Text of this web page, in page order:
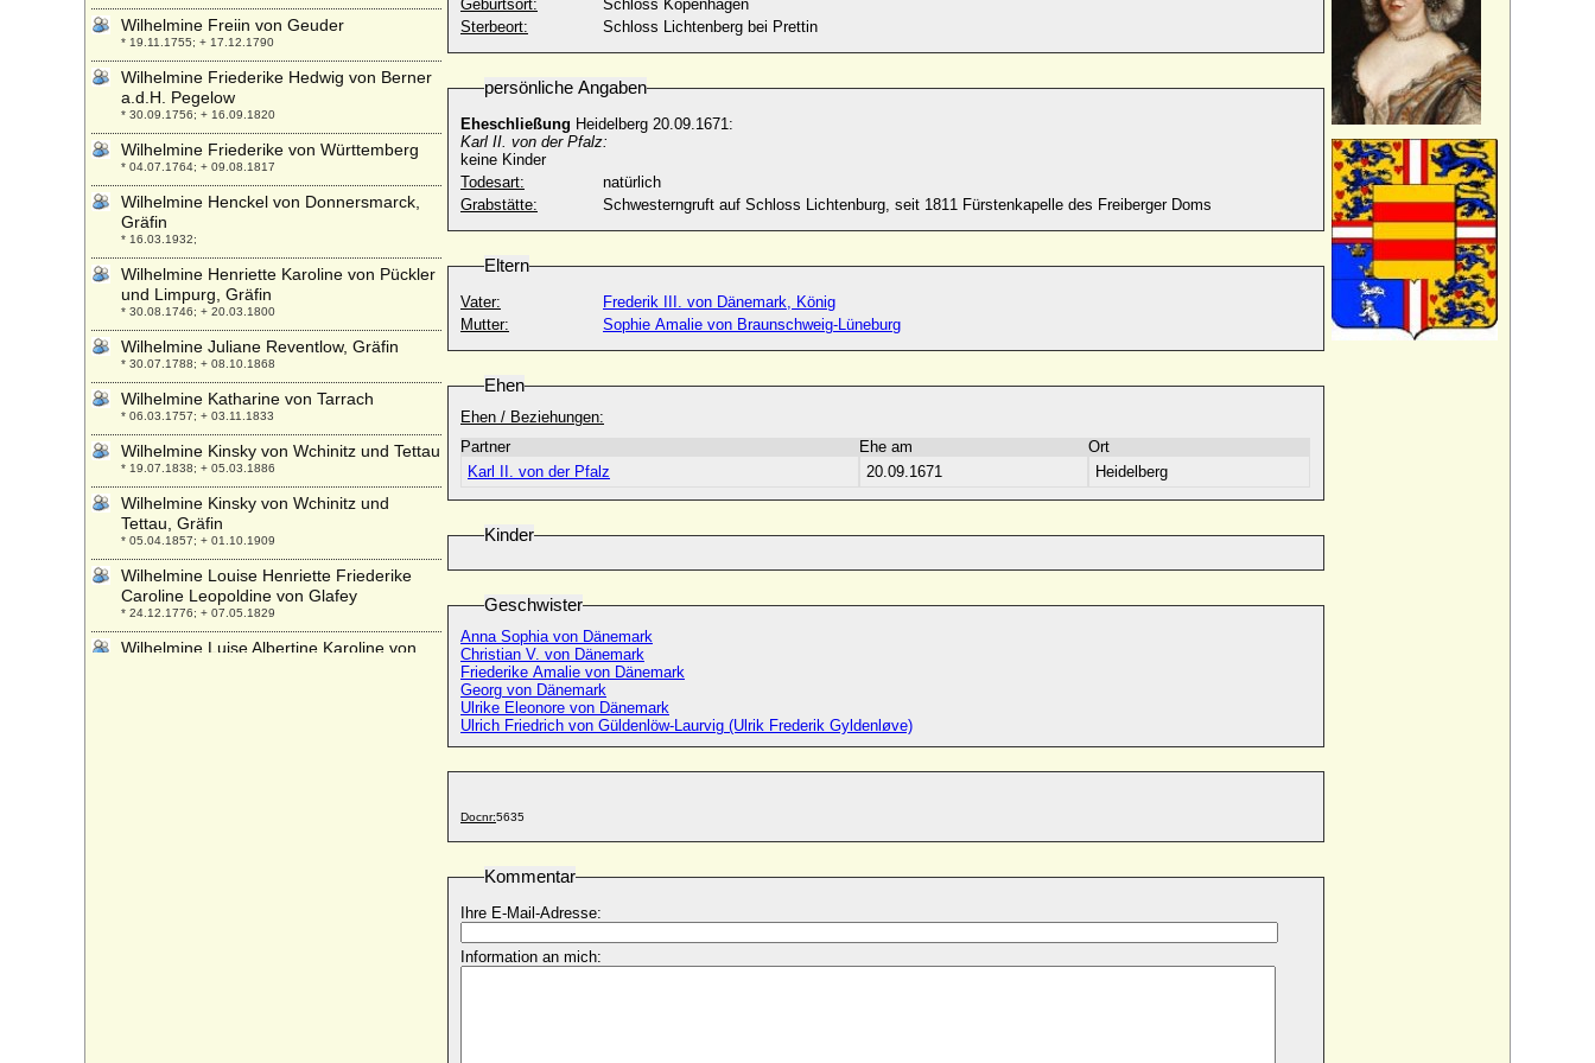
Geburtsort:
Schloss Kopenhagen
Sterbeort:
Schloss Lichtenberg bei Prettin
persönliche Angaben
Eheschließung Heidelberg 20.09.1671:
Karl II. von der Pfalz:
keine Kinder
Todesart:
natürlich
Grabstätte:
Schwesterngruft auf Schloss Lichtenburg, seit 1811 Fürstenkapelle des Freiberger Doms
Eltern
Vater:
Frederik III. von Dänemark, König
Mutter:
Sophie Amalie von Braunschweig-Lüneburg
Ehen
Ehen / Beziehungen:
Partner
Ehe am
Ort
Karl II. von der Pfalz
20.09.1671 Heidelberg
Kinder
Geschwister
Anna Sophia von Dänemark
Christian V. von Dänemark
Friederike Amalie von Dänemark
Georg von Dänemark
Ulrike Eleonore von Dänemark
Ulrich Friedrich von Güldenlöw-Laurvig (Ulrik Frederik Gyldenløve)
Docnr:5635
Kommentar
Ihre E-Mail-Adresse:
Information an mich:
Wilhelmine Freiin von Geuder
* 19.11.1755; + 17.12.1790
Wilhelmine Friederike Hedwig von Berner
a.d.H. Pegelow
* 30.09.1756; + 16.09.1820
Wilhelmine Friederike von Württemberg
* 04.07.1764; + 09.08.1817
Wilhelmine Henckel von Donnersmarck,
Gräfin
* 16.03.1932;
Wilhelmine Henriette Karoline von Pückler
und Limpurg, Gräfin
* 30.08.1746; + 20.03.1800
Wilhelmine Juliane Reventlow, Gräfin
* 30.07.1788; + 08.10.1868
Wilhelmine Katharine von Tarrach
* 06.03.1757; + 03.11.1833
Wilhelmine Kinsky von Wchinitz und Tettau
* 19.07.1838; + 05.03.1886
Wilhelmine Kinsky von Wchinitz und
Tettau, Gräfin
* 05.04.1857; + 01.10.1909
Wilhelmine Louise Henriette Friederike
Caroline Leopoldine von Glafey
* 24.12.1776; + 07.05.1829
Wilhelmine Luise Albertine Karoline von